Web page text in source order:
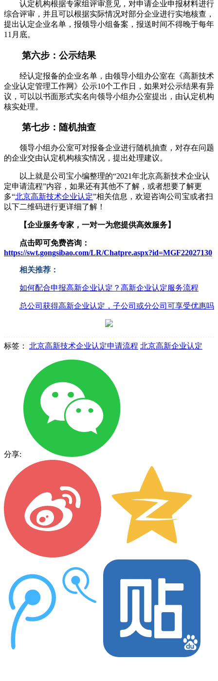
认定机构根据专家组评审意见，对申请企业申报材料进行
综合评审，并且可以根据实际情况对部分企业进行实地核查，
提出认定企业名单，报领导小组备案，报送时间不得晚于每年
11月底。
第六步：公示结果
经认定报备的企业名单，由领导小组办公室在《高新技术
企业认定管理工作网》公示10个工作日，如果对公示结果有异
议，可以以书面形式实名向领导小组办公室提出，由认定机构
核实处理。
第七步：随机抽查
领导小组办公室可对报备企业进行随机抽查，对存在问题
的企业交由认定机构核实情况，提出处理建议。
以上就是公司宝小编整理的“2021年北京高新技术企业认
定申请流程”内容，如果还有其他不了解，或者想要了解更
多“北京高新技术企业认定”相关信息，欢迎咨询公司宝或者扫
以下二维码进行更详细了解！
【企业服务专家，一对一为您提供高效服务】
点击即可免费咨询：
https://swt.gongsibao.com/LR/Chatpre.aspx?id=MGF22027130
相关推荐：
如何配合申报高新企业认定？高新企业认定服务流程
总公司获得高新企业认定，子公司或分公司可享受优惠吗
标签： 北京高新技术企业认定申请流程 北京高新企业认定
分享: